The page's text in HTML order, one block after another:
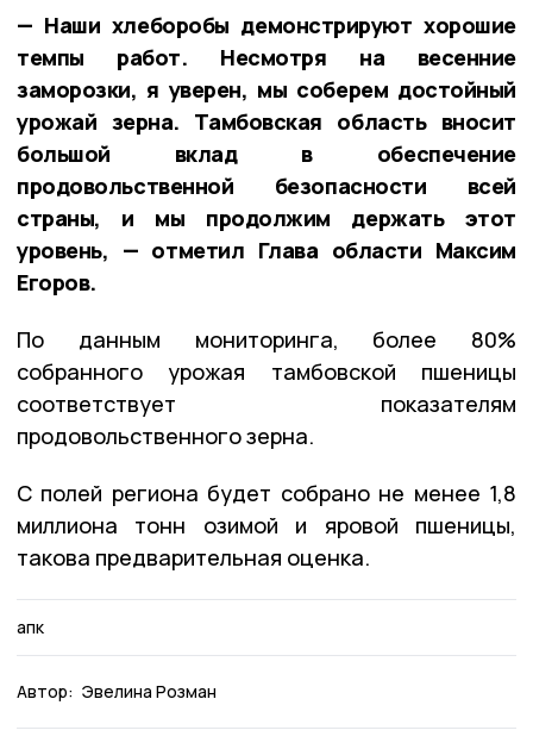
— Наши хлеборобы демонстрируют хорошие
темпы работ. Несмотря на весенние
заморозки, я уверен, мы соберем достойный
урожай зерна. Тамбовская область вносит
большой вклад в обеспечение
продовольственной безопасности всей
страны, и мы продолжим держать этот
уровень, — отметил Глава области Максим
Егоров.
По данным мониторинга, более 80%
собранного урожая тамбовской пшеницы
соответствует показателям
продовольственного зерна.
С полей региона будет собрано не менее 1,8
миллиона тонн озимой и яровой пшеницы,
такова предварительная оценка.
апк
Автор: Эвелина Розман